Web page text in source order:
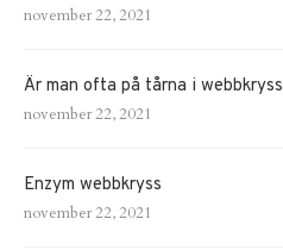
november 22, 2021
Är man ofta på tårna i webbkryss
november 22, 2021
Enzym webbkryss
november 22, 2021